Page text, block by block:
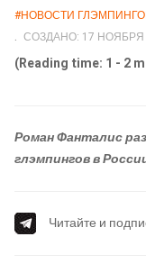
#НОВОСТИ
СОЗДАНО: 17 НОЯБРЯ
(Reading time: 1 - 2
Роман Фанталис
глэмпингов в
Читайте и